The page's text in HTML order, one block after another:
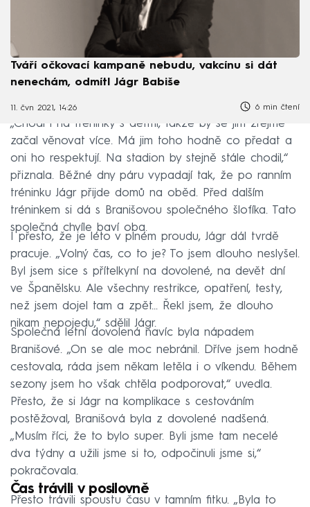
Tváří očkovací kampaně nebudu, vakcínu si dát
nenechám, odmítl Jágr Babiše
11. čvn 2021, 14:26 6 min čtení
„Chodí i na tréninky s dětmi, takže by se jim zřejmě
začal věnovat více. Má jim toho hodně co předat a
oni ho respektují. Na stadion by stejně stále chodil,“
přiznala. Běžné dny páru vypadají tak, že po ranním
tréninku Jágr přijde domů na oběd. Před dalším
tréninkem si dá s Branišovou společného šlofíka. Tato
společná chvíle baví oba.
I přesto, že je léto v plném proudu, Jágr dál tvrdě
pracuje. „Volný čas, co to je? To jsem dlouho neslyšel.
Byl jsem sice s přítelkyní na dovolené, na devět dní
ve Španělsku. Ale všechny restrikce, opatření, testy,
než jsem dojel tam a zpět... Řekl jsem, že dlouho
nikam nepojedu,“ sdělil Jágr.
Společná letní dovolená navíc byla nápadem
Branišové. „On se ale moc nebránil. Dříve jsem hodně
cestovala, ráda jsem někam letěla i o víkendu. Během
sezony jsem ho však chtěla podporovat,“ uvedla.
Přesto, že si Jágr na komplikace s cestováním
postěžoval, Branišová byla z dovolené nadšená.
„Musím říci, že to bylo super. Byli jsme tam necelé
dva týdny a užili jsme si to, odpočinuli jsme si,“
pokračovala.
Čas trávili v posilovně
Přesto trávili spoustu času v tamním fitku. „Byla to